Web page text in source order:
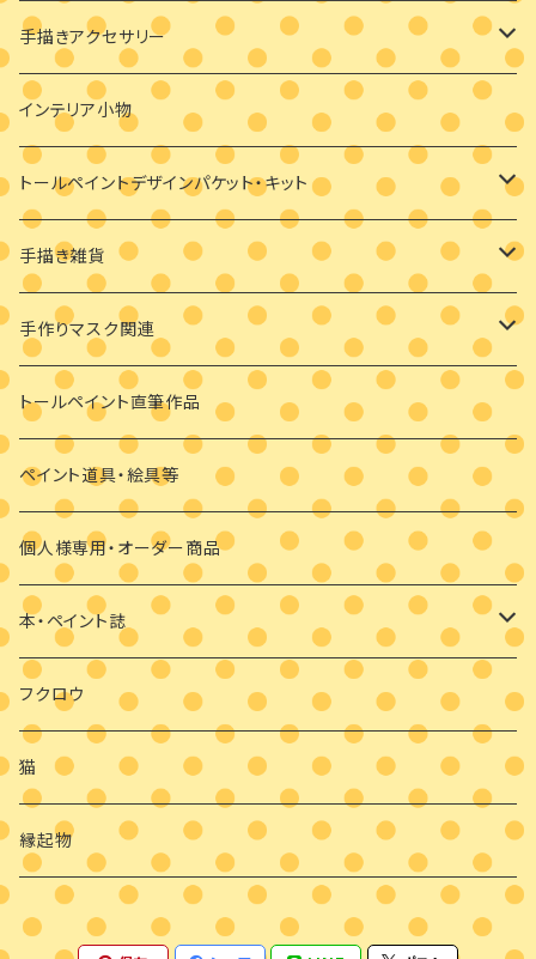
絵付け済み足袋
オーダーメイド絵付け足袋
手描きアクセサリー
ブローチ
バッグチャーム
耳飾り
ペンダント
その他
インテリア小物
トールペイントデザインパケット・キット
素材付きキット
ビギナーさま向け
デザインパケット
ビギナーさま向け
干支の羽子板
クリスマス
ウッドバーニング
素材のみ
手描き雑貨
メガネケース
その他
手作りマスク関連
手描き絵付けマスク
手作り布マスク
マスクブローチ
トールペイント直筆作品
ペイント道具・絵具等
個人様専用・オーダー商品
本・ペイント誌
日めくりカレンダーオハナとイロとフクロウと
フクロウ
猫
縁起物